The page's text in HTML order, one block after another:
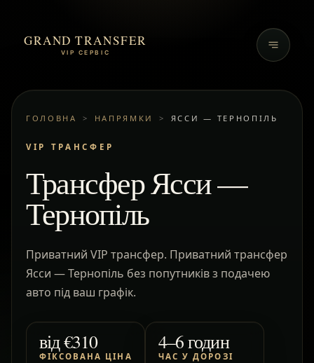
GRAND TRANSFER
VIP СЕРВІС
ГОЛОВНА > НАПРЯМКИ > ЯССИ — ТЕРНОПІЛЬ
VIP ТРАНСФЕР
Трансфер Ясси —
Тернопіль
Приватний VIP трансфер. Приватний трансфер
Ясси — Тернопіль без попутників з подачею
авто під ваш графік.
від€310
ФІКСОВАНА ЦІНА
4–6 годин
ЧАС У ДОРОЗІ